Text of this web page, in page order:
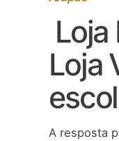
Loja
Loja
A resposta